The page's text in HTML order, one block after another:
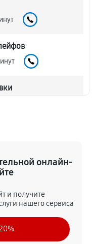
RF 35mm f/1.8 IS
онлайн-
и получите
нашего сервиса